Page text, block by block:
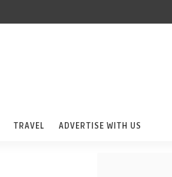
TRAVEL ADVERTISE WITH US